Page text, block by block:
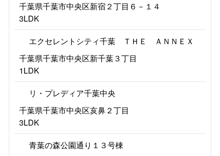
千葉県千葉市中央区新宿２丁目６－１４
3LDK
エクセレントシティ千葉 ＴＨＥ ＡＮＮＥＸ
千葉県千葉市中央区新千葉３丁目
1LDK
リ・プレディア千葉中央
千葉県千葉市中央区亥鼻２丁目
3LDK
青葉の森公園通り１３号棟